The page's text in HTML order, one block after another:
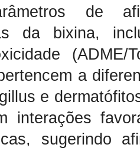
de
da bixina,
a
e
interações
sugerindo